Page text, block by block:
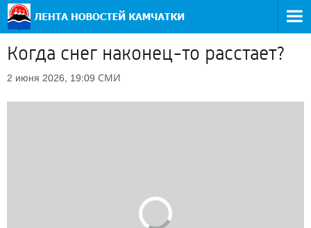
Когда снег наконец-то расстает?
2 июня 2026, 19:09 СМИ